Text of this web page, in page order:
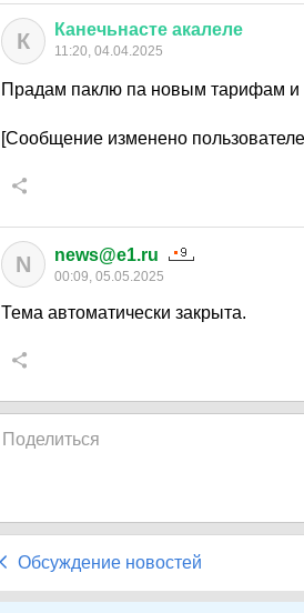
К Канечьнасте акалеле
11:20, 04.04.2025
Прадам паклю па новым тарифам и
[Сообщение изменено
N news@e1.ru
00:09, 05.05.2025
Тема автоматически закрыта.
Поделиться
Обсуждение новостей